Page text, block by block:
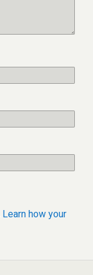
Learn how your